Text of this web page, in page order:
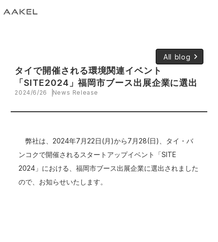
All blog keyboard_arrow_right
タイで開催される環境関連イベント
「SITE2024」福岡市ブース出展企業に選出
2024/6/26 News Release
弊社は、2024年7月22日(月)から7月28(日)、タイ・バ
ンコクで開催されるスタートアップイベント「SITE
2024」における、福岡市ブース出展企業に選出されました
ので、お知らせいたします。